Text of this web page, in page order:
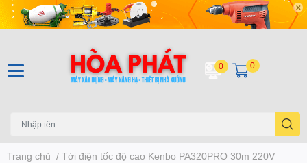
0 0
Trang chủ / Tời điện tốc độ cao Kenbo PA320PRO 30m 220V